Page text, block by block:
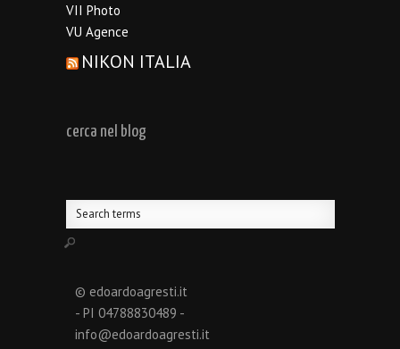
VII Photo
VU Agence
NIKON ITALIA
cerca nel blog
© edoardoagresti.it
- PI 04788830489 -
info@edoardoagresti.it